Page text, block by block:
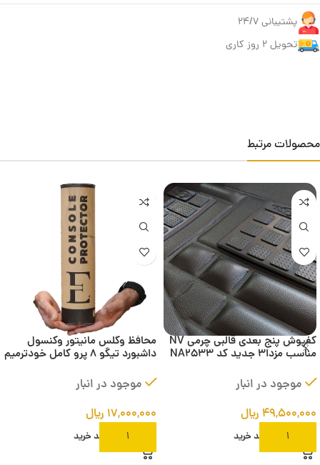
پشتیبانی 24/7
تحویل ۲ روز کاری
محصولات مرتبط
کفپوش پنج بعدی قالبی چرمی NV
مناسب مزدا3 جدید کد NA2533
موجود در انبار
۴۹,۵۰۰,۰۰۰ ریال
افزودن به سبد خرید
محافظ وگلس مانیتور وکنسول
داشبورد تیگو 8 پرو کامل خودترمیم
موجود در انبار
۱۷,۰۰۰,۰۰۰ ریال
افزودن به سبد خرید